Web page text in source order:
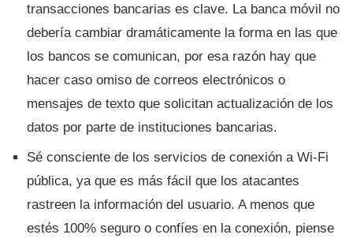
transacciones bancarias es clave. La banca móvil no
deberí­a cambiar dramáticamente la forma en las que
los bancos se comunican, por esa razón hay que
hacer caso omiso de correos electrónicos o
mensajes de texto que solicitan actualización de los
datos por parte de instituciones bancarias.
Sé consciente de los servicios de conexión a Wi-Fi
pública, ya que es más fácil que los atacantes
rastreen la información del usuario. A menos que
estés 100% seguro o confí­es en la conexión, piense